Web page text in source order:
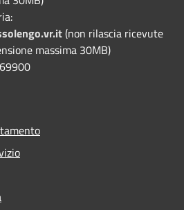
(non rilascia ricevute
massima 30MB)